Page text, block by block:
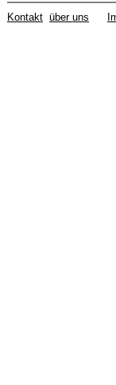
Kontakt über uns